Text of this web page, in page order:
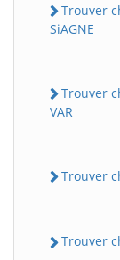
Trouver
SiAGNE
Trouver
VAR
Trouver
Trouver